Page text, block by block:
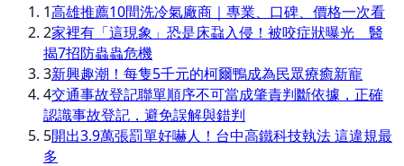
1高雄推薦10間洗冷氣廠商｜專業、口碑、價格一次看
2家裡有「這現象」恐是床蝨入侵！被咬症狀曝光 醫
揭7招防蟲蟲危機
3新興趣潮！每隻5千元的柯爾鴨成為民眾療癒新寵
4交通事故登記聯單順序不可當成肇責判斷依據，正確
認識事故登記，避免誤解與錯判
5開出3.9萬張罰單好嚇人！台中高鐵科技執法 這違規最
多